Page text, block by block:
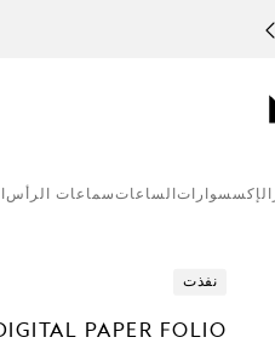
الإكسسوارات الساعاتسماعات الرأس
نفذت